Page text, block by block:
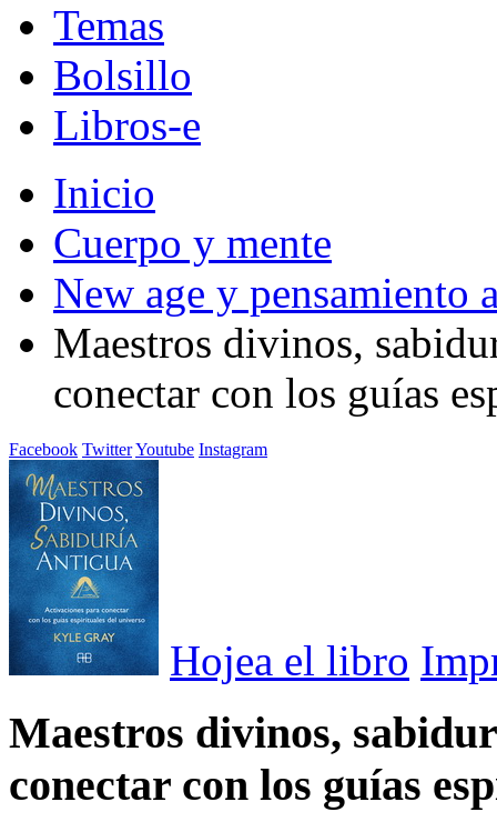
Temas
Bolsillo
Libros-e
Inicio
Cuerpo y mente
New age y pensamiento
Maestros divinos,
conectar con los guías
Facebook TwitterYoutube Instagram
Hojea el libro
Maestros divinos,
conectar con los guías